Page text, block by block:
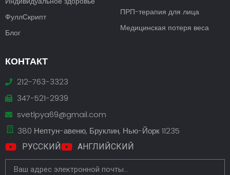
ФуллСкрипт
Блог
ПРП-терапия для лица
Медицинская потеря веса
КОНТАКТ
212-763-3323
347-521-2939
svetlpya69@gmail.com
380 Нептун-авеню, Бруклин, Нью-Йорк 11235
РУССКИЙ АНГЛИЙСКИЙ